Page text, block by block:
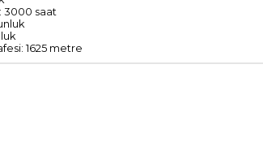
3000 saat
: 1625 metre